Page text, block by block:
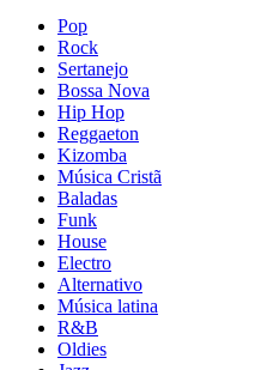
Pop
Rock
Sertanejo
Bossa Nova
Hip Hop
Reggaeton
Kizomba
Música Cristã
Baladas
Funk
House
Electro
Alternativo
Música latina
R&B
Oldies